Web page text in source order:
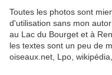
Toutes les photos sont
d'utilisation sans mon
au Lac du Bourget et à
les textes sont un peu de
oiseaux.net, Lpo,